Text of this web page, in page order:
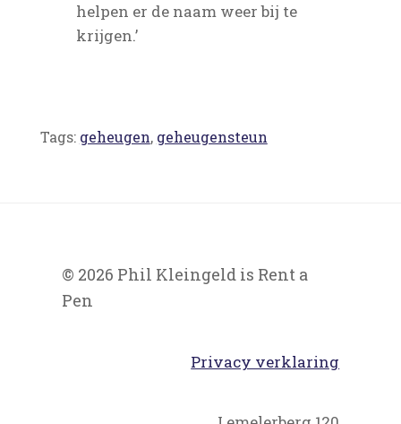
helpen er de naam weer bij te
krijgen.’
Tags: geheugen, geheugensteun
© 2026 Phil Kleingeld is Rent a
Pen
Privacy verklaring